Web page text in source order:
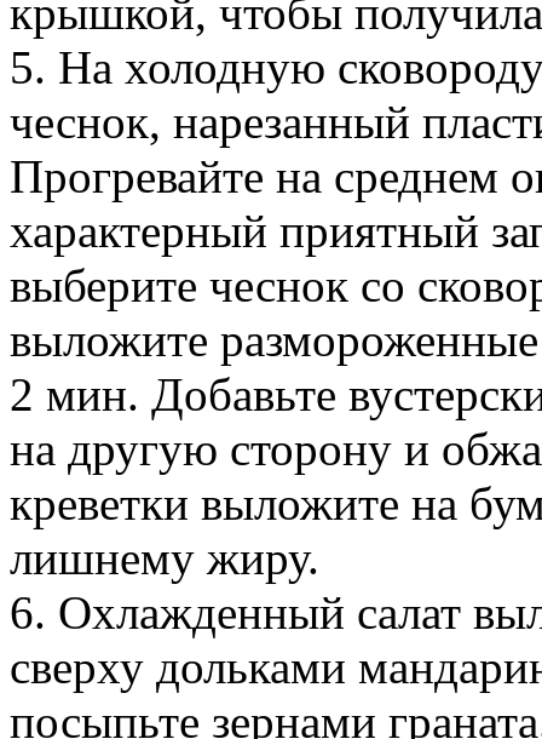
крышкой, чтобы
5. На холодную
чеснок, нарезанный
Прогревайте на среднем
характерный приятный
выберите чеснок со
выложите размороженные
2 мин. Добавьте
на другую сторону и
креветки выложите на
лишнему жиру.
6. Охлажденный салат
сверху дольками
посыпьте зернами